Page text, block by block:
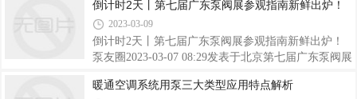
币），世界各国和公司都在加快布局步伐。2021年8
月，荏原启动了一项企业级氢项目，其目标是在荏原
公司的直接领导下实现商业
研讨会宣布正式拉开序曲，到2023年3月2日，历经8
个月的时间，巡回研讨会于十里洋场的上海完美收
官。上海是国内绿色建筑的发源地，也是中国零碳城
市的引领者，绿色建筑技术研发与实践处于全国领先
乐携手行业同仁将建筑碳中和巡回研讨会的收官之站
倒计时2天丨第七届广东泵阀展参观指南新鲜出炉！
2023-03-09
倒计时2天丨第七届广东泵阀展参观指南新鲜出炉！
泵友圈2023-03-07 08:29发表于北京第七届广东泵阀展
馆盛大开幕。作为泵阀行业开春首展，本次展会火力
暖通空调系统用泵三大类型应用特点解析